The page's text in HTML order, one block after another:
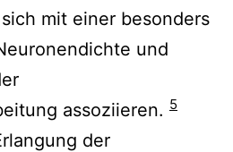
mit einer besonders
und
assoziieren. 5
der